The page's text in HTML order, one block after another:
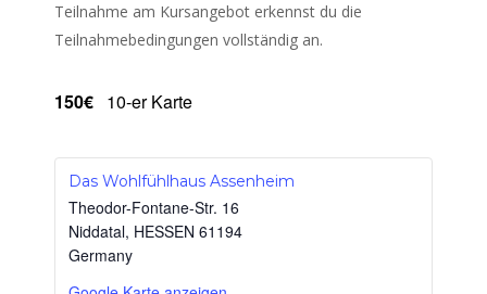
Teilnahme am Kursangebot erkennst du die
Teilnahmebedingungen vollständig an.
150€ 10-er Karte
Das Wohlfühlhaus Assenheim
Theodor-Fontane-Str. 16
Niddatal, HESSEN 61194
Germany